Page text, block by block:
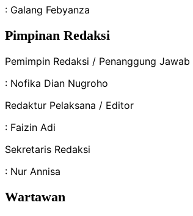
: Galang Febyanza
Pimpinan Redaksi
Pemimpin Redaksi / Penanggung Jawab
: Nofika Dian Nugroho
Redaktur Pelaksana / Editor
: Faizin Adi
Sekretaris Redaksi
: Nur Annisa
Wartawan